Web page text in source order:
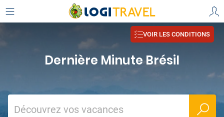
VOIR LES CONDITIONS
Dernière Minute Brésil
Découvrez vos vacances